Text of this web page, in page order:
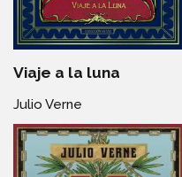
Viaje a la luna
Julio Verne